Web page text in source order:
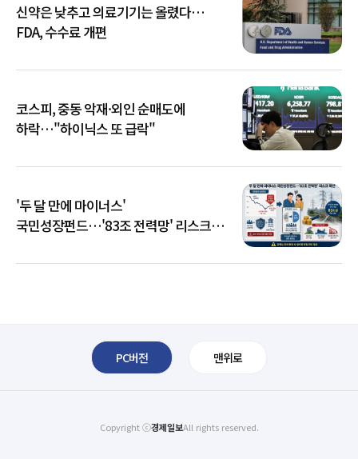
신약은 낮추고 의료기기는 올렸다…
FDA, 수수료 개편
코스피, 중동 악재·외인 순매도에
하락…"하이닉스 또 급락"
'두 달 만에 마이너스'
국민성장펀드…'83조 전력망' 리스크
PC버전 맨위로
Copyright ⓒ경제일보All rights reserved.